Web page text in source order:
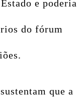
e poderia
do fórum
que a